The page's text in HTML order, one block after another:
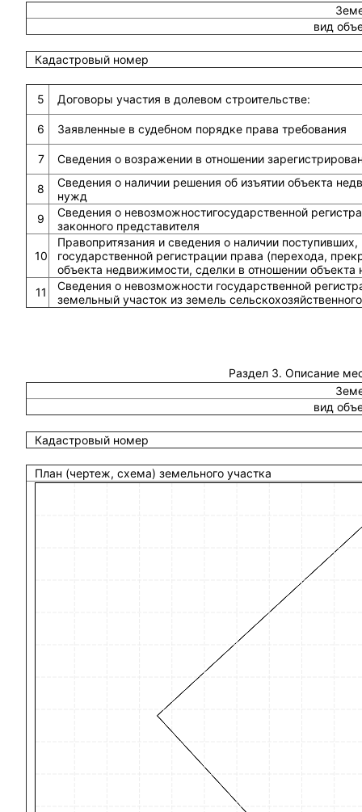
вид
Кадастровый номер
5 Договоры участия в долевом строительстве:
6 Заявленные в судебном порядке права требования
7 Сведения о возражении в отношении
8
Сведения о наличии решения об изъятии объекта
нужд
9
Сведения о невозможностигосударственной
законного представителя
10
Правопритязания и сведения о наличии
государственной регистрации права (перехода,
объекта недвижимости, сделки в отношении
11
Сведения о невозможности государственной
земельный участок из земель
Раздел 3. Описание
вид
Кадастровый номер
План (чертеж, схема) земельного участка